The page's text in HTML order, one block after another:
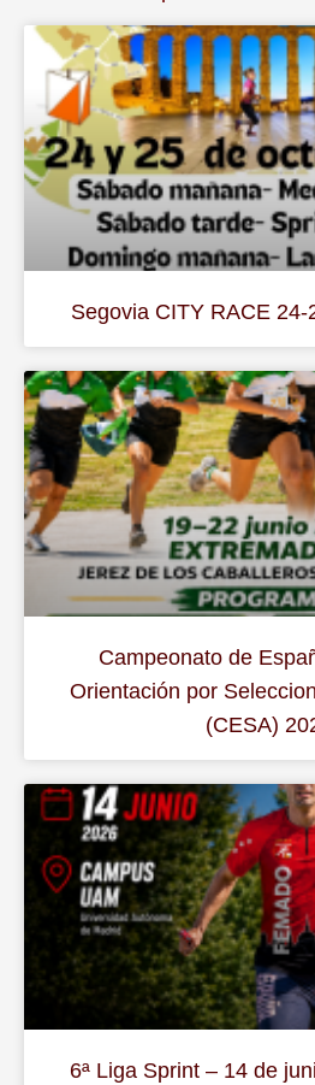
Segovia CITY RACE
Campeonato de
Orientación por
(CESA)
6ª Liga Sprint – 14 de